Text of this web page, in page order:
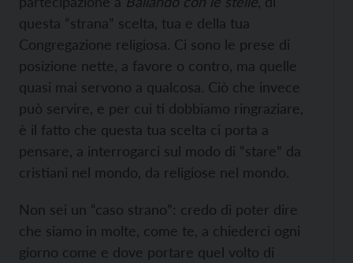
questa “strana” scelta, tua e della tua
Congregazione religiosa. Ci sono le prese di
posizione nette, a favore o contro, ma quelle
quasi mai servono a qualcosa. Ciò che invece
può servire, e per cui ti dobbiamo ringraziare,
è il fatto che questa tua scelta ci porta a
pensare, a interrogarci sul modo di “stare” da
cristiani nel mondo, da religiose nel mondo.
Non sei un “caso strano”: credo di poter dire
che siamo in molte, come te, a chiederci ogni
giorno come e dove portare quel volto di